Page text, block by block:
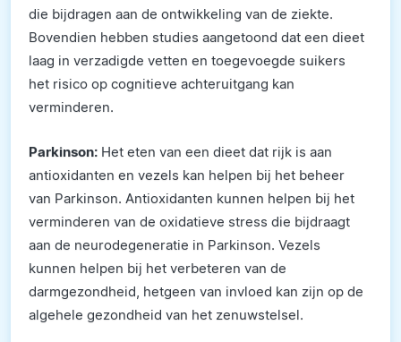
die bijdragen aan de ontwikkeling van de ziekte.
Bovendien hebben studies aangetoond dat een dieet
laag in verzadigde vetten en toegevoegde suikers
het risico op cognitieve achteruitgang kan
verminderen.
Parkinson: Het eten van een dieet dat rijk is aan
antioxidanten en vezels kan helpen bij het beheer
van Parkinson. Antioxidanten kunnen helpen bij het
verminderen van de oxidatieve stress die bijdraagt
aan de neurodegeneratie in Parkinson. Vezels
kunnen helpen bij het verbeteren van de
darmgezondheid, hetgeen van invloed kan zijn op de
algehele gezondheid van het zenuwstelsel.